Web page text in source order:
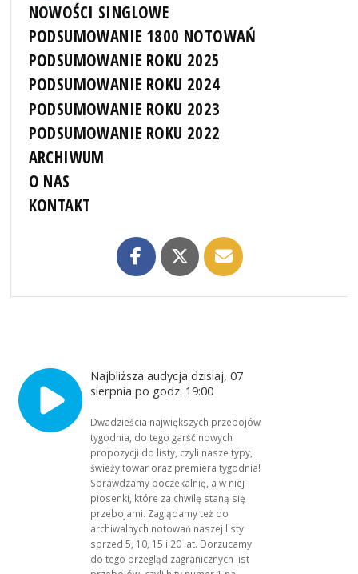
NOWOŚCI SINGLOWE
PODSUMOWANIE 1800 NOTOWAŃ
PODSUMOWANIE ROKU 2025
PODSUMOWANIE ROKU 2024
PODSUMOWANIE ROKU 2023
PODSUMOWANIE ROKU 2022
ARCHIWUM
O NAS
KONTAKT
Najbliższa audycja dzisiaj, 07
sierpnia po godz. 19:00
Dwadzieścia największych przebojów
tygodnia, do tego garść nowych
propozycji do listy, czyli nasze typy,
świeży towar oraz premiera tygodnia!
Sprawdzamy poczekalnię, a w niej
piosenki, które za chwilę staną się
przebojami. Zaglądamy też do
archiwalnych notowań naszej listy
sprzed 5, 10, 15 i 20 lat. Dorzucamy
do tego przegląd zagranicznych list